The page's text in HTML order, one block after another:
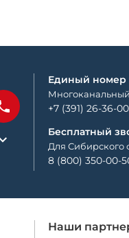
Единый номер
+7 (391) 26-36-
Бесплатный
Для Сибирского
8 (800) 350-00-
Наши